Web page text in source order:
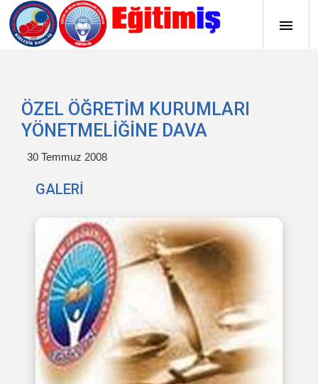
ÖZEL ÖĞRETİM KURUMLARI
YÖNETMELİĞİNE DAVA
30 Temmuz 2008
GALERİ